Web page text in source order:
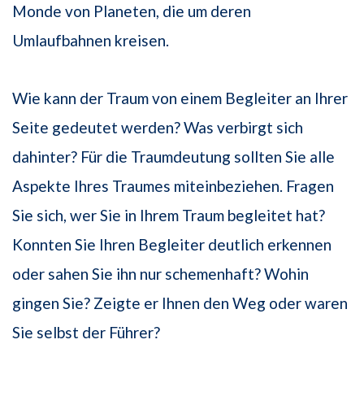
Monde von Planeten, die um deren
Umlaufbahnen kreisen.
Wie kann der Traum von einem Begleiter an Ihrer
Seite gedeutet werden? Was verbirgt sich
dahinter? Für die Traumdeutung sollten Sie alle
Aspekte Ihres Traumes miteinbeziehen. Fragen
Sie sich, wer Sie in Ihrem Traum begleitet hat?
Konnten Sie Ihren Begleiter deutlich erkennen
oder sahen Sie ihn nur schemenhaft? Wohin
gingen Sie? Zeigte er Ihnen den Weg oder waren
Sie selbst der Führer?